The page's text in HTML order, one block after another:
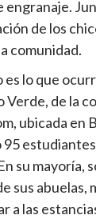
engranaje.
de los
comunidad.
lo que
Verde, de la
ubicada en
su mayoría,
sus abuelas,
a las